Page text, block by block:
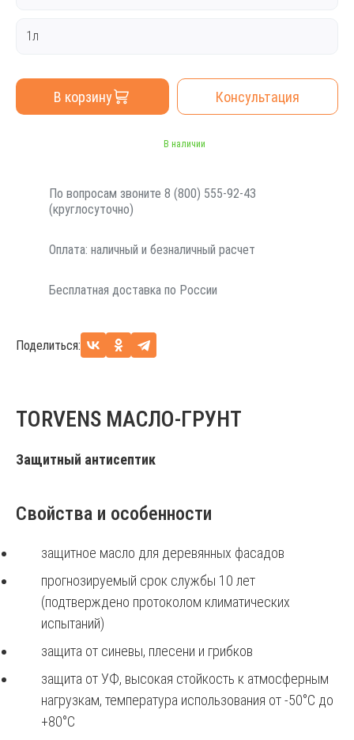
1л
В корзину Консультация
В наличии
По вопросам звоните 8 (800) 555-92-43
(круглосуточно)
Оплата: наличный и безналичный расчет
Бесплатная доставка по России
Поделиться:
TORVENS МАСЛО-ГРУНТ
Защитный антисептик
Свойства и особенности
защитное масло для деревянных фасадов
прогнозируемый срок службы 10 лет
(подтверждено протоколом климатических
испытаний)
защита от синевы, плесени и грибков
защита от УФ, высокая стойкость к атмосферным
нагрузкам, температура использования от -50°С до
+80°С